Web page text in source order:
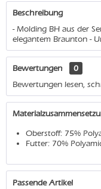
Beschreibung
- Molding BH aus der
elegantem Braunton -
Bewertungen
0
Bewertungen lesen,
Oberstoff: 75%
Futter: 70%
Passende Artikel